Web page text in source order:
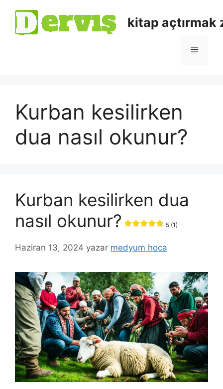
kitap açtırmak
Kurban kesilirken
dua nasıl okunur?
Kurban kesilirken dua
nasıl okunur?
5 (1)
Haziran 13, 2024 yazar medyum hoca